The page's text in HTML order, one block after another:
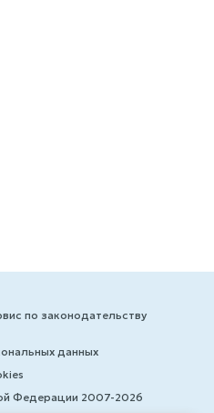
по законодательству
данных
Федерации 2007-2026